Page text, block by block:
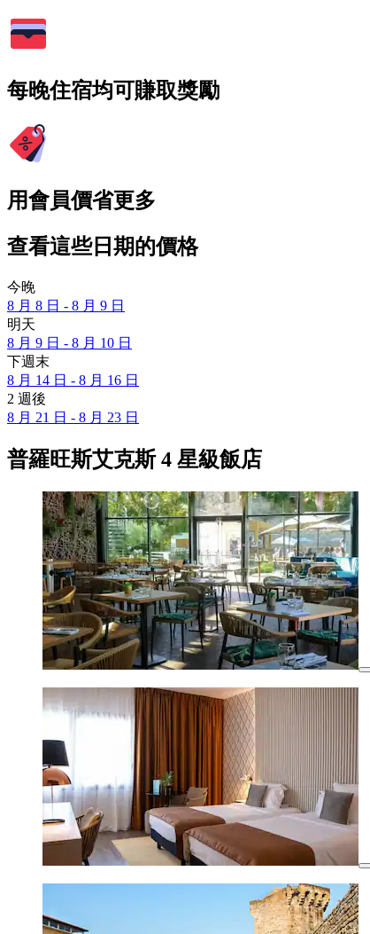
每晚住宿均可賺取獎勵
用會員價省更多
查看這些日期的價格
今晚
8 月 8 日 - 8 月 9 日
明天
8 月 9 日 - 8 月 10 日
下週末
8 月 14 日 - 8 月 16 日
2 週後
8 月 21 日 - 8 月 23 日
普羅旺斯艾克斯 4 星級飯店